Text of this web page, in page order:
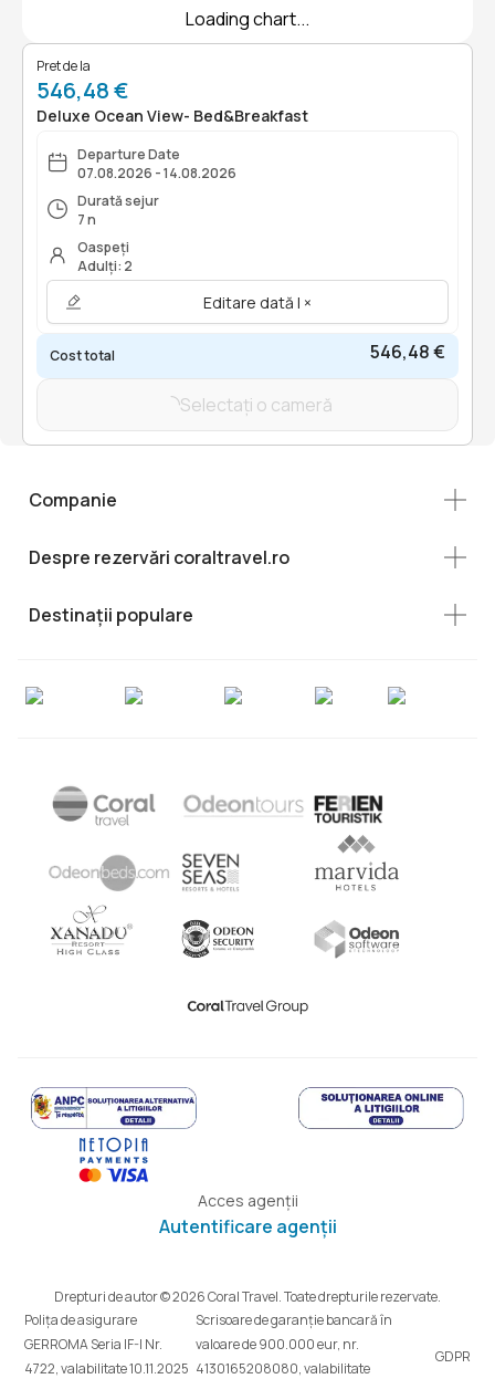
Loading chart...
Pret de la
546,48 €
Deluxe Ocean View- Bed&Breakfast
Departure Date
07.08.2026 - 14.08.2026
Durată sejur
7 n
Oaspeți
Adulți: 2
Editare dată | ×
Cost total 546,48 €
Selectați o cameră
Companie
Despre rezervări coraltravel.ro
Destinații populare
Acces agenții
Autentificare agenții
Drepturi de autor © 2026 Coral Travel. Toate drepturile rezervate.
Polița de asigurare
GERROMA Seria IF-I Nr.
4722, valabilitate 10.11.2025
Scrisoare de garanție bancară în
valoare de 900.000 eur, nr.
4130165208080, valabilitate
GDPR